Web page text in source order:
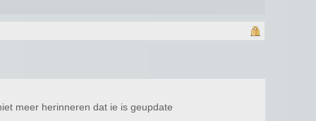
meer herinneren dat ie is geupdate